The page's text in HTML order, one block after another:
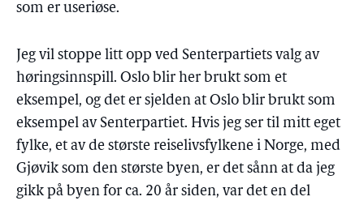
som er useriøse.
Jeg vil stoppe litt opp ved Senterpartiets valg av
høringsinnspill. Oslo blir her brukt som et
eksempel, og det er sjelden at Oslo blir brukt som
eksempel av Senterpartiet. Hvis jeg ser til mitt eget
fylke, et av de største reiselivsfylkene i Norge, med
Gjøvik som den største byen, er det sånn at da jeg
gikk på byen for ca. 20 år siden, var det en del